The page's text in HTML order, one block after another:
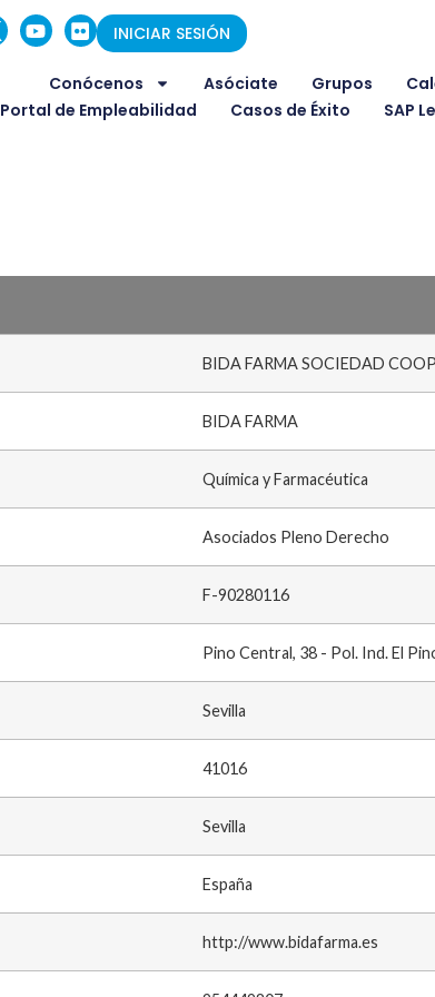
INICIAR SESIÓN
Conócenos Asóciate Grupos
Portal de Empleabilidad
Casos de Éxito SAP
BIDA FARMA SOCIEDAD
BIDA FARMA
Química y Farmacéutica
Asociados Pleno Derecho
F-90280116
Pino Central, 38 - Pol. Ind. El
Sevilla
41016
Sevilla
España
http://www.bidafarma.es